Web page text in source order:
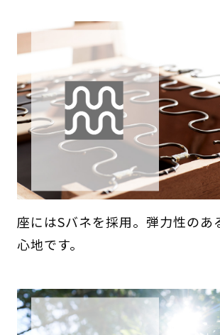
座にはSバネを採用。弾力性のあ
心地です。